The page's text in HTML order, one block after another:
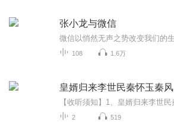
张小龙与微信
108 1.6万
皇婿归来李世民秦怀玉秦风
2 519